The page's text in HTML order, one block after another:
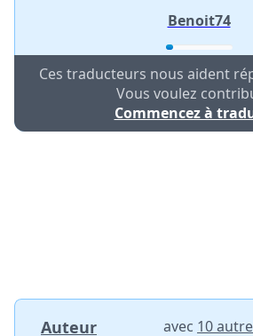
Benoit74
Ces traducteurs nous aident
Vous voulez
Commencez à
Auteur avec 10